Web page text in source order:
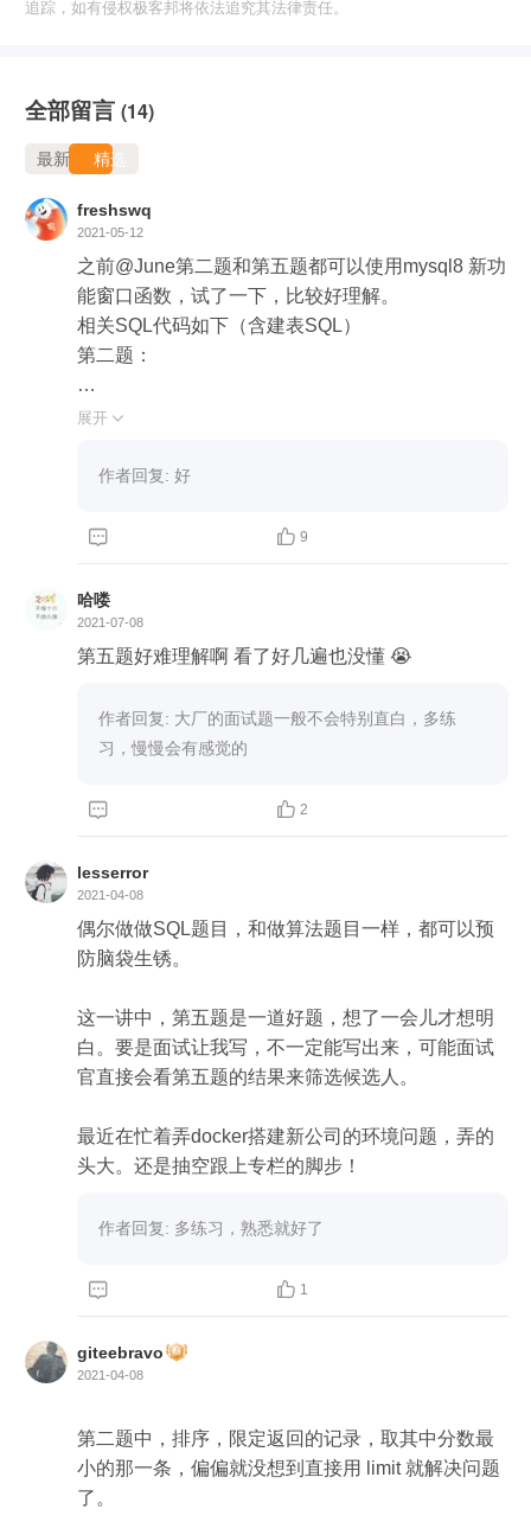
追踪，如有侵权极客邦将依法追究其法律责任。
全部留言 (14)
最新 精选
freshswq
2021-05-12
之前@June第二题和第五题都可以使用mysql8 新功
能窗口函数，试了一下，比较好理解。
相关SQL代码如下（含建表SQL）
第二题：
建表和数据SQL:
create table test1
Name  varchar(20),
);
insert into test1 values(1,'张三',80);
insert into test1 values(3,'王五',76);
insert into test1 values(4,'赵六',88);
SELECT
	*
FROM
SC ) AS row_num, Id, NAME, Score FROM test1 ) t
WHERE
	row_num =3
第五题：
Stdname varchar(20),
Classid tinyint
insert into student values(1,'张三',85,1);
insert into student values(2,'李四',80,2);
insert into student values(3,'王五',65,2);
展开 
作者回复: 好
  9
哈喽
2021-07-08
第五题好难理解啊 看了好几遍也没懂 😭
作者回复: 大厂的面试题一般不会特别直白，多练
习，慢慢会有感觉的
  2
lesserror
2021-04-08
偶尔做做SQL题目，和做算法题目一样，都可以预
防脑袋生锈。
这一讲中，第五题是一道好题，想了一会儿才想明
白。要是面试让我写，不一定能写出来，可能面试
官直接会看第五题的结果来筛选候选人。
最近在忙着弄docker搭建新公司的环境问题，弄的
头大。还是抽空跟上专栏的脚步！
作者回复: 多练习，熟悉就好了
  1
giteebravo
2021-04-08
第二题中，排序，限定返回的记录，取其中分数最
小的那一条，偏偏就没想到直接用 limit 就解决问题
了。